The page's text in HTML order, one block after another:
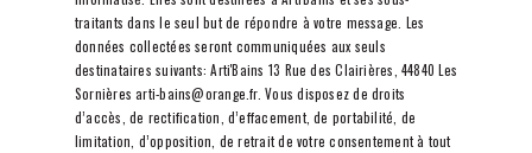
traitants dans le seul but de répondre à votre message. Les
données collectées seront communiquées aux seuls
destinataires suivants: Arti'Bains 13 Rue des Clairières, 44840 Les
Sornières arti-bains@orange.fr. Vous disposez de droits
d’accès, de rectification, d’effacement, de portabilité, de
limitation, d’opposition, de retrait de votre consentement à tout